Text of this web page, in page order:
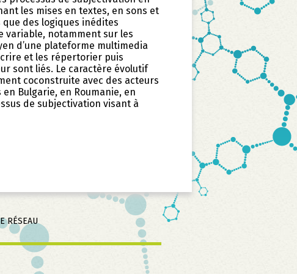
les mises en textes, en sons et
que des logiques inédites
variable, notamment sur les
d’une plateforme multimedia
et les répertorier puis
sont liés. Le caractère évolutif
coconstruite avec des acteurs
Bulgarie, en Roumanie, en
de subjectivation visant à
RÉSEAU